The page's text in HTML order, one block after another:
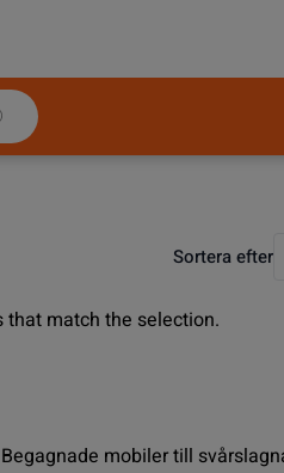
Sortera efter
that match the selection.
mobiler till